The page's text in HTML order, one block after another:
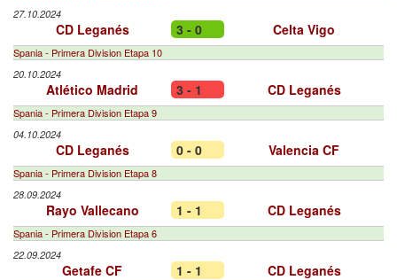
27.10.2024
CD Leganés 3 - 0 Celta Vigo
Spania - Primera Division Etapa 10
20.10.2024
Atlético Madrid 3 - 1 CD Leganés
Spania - Primera Division Etapa 9
04.10.2024
CD Leganés 0 - 0 Valencia CF
Spania - Primera Division Etapa 8
28.09.2024
Rayo Vallecano 1 - 1 CD Leganés
Spania - Primera Division Etapa 6
22.09.2024
Getafe CF 1 - 1 CD Leganés